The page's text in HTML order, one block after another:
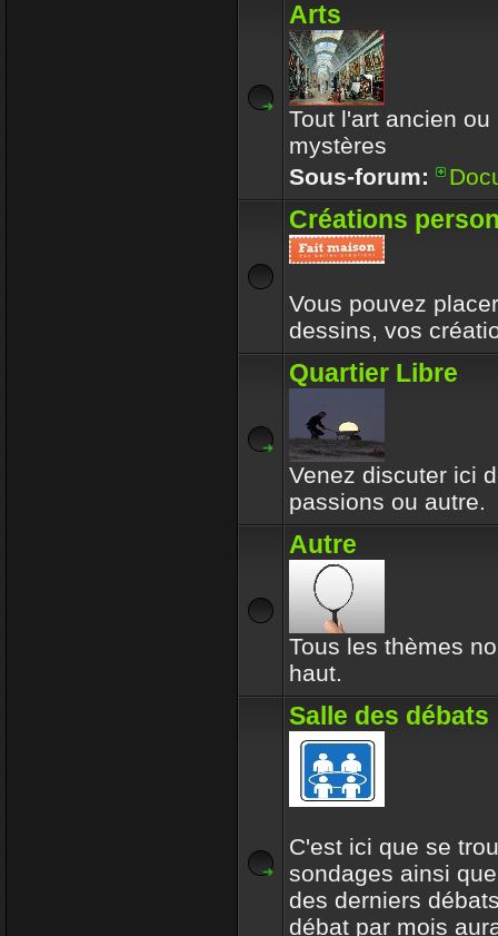
Arts
Tout l'art ancien
mystères
Sous-forum:
Créations
Vous pouvez
dessins, vos
Quartier Libre
Venez discuter ici
passions ou autre.
Autre
Tous les thèmes
haut.
Salle des débats
C'est ici que se
sondages ainsi
des derniers
débat par mois